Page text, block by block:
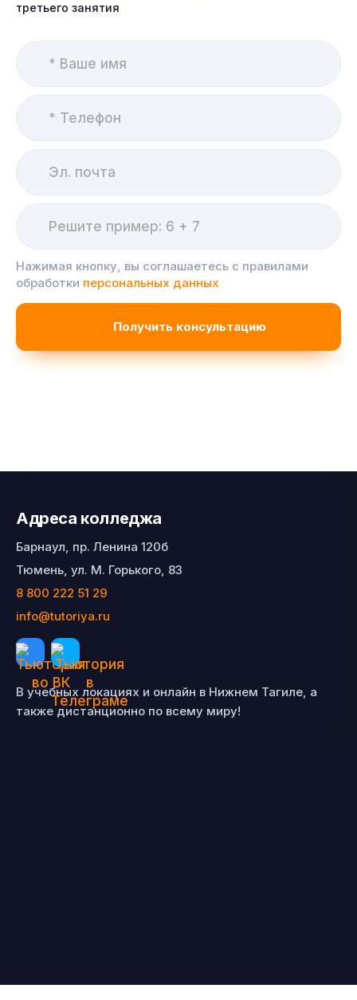
Адреса колледжа
Барнаул, пр. Ленина 120б
Тюмень, ул. М. Горького, 83
8 800 222 51 29
info@tutoriya.ru
В учебных локациях и онлайн в Нижнем Тагиле, а
также дистанционно по всему миру!
третьего занятия
Нажимая кнопку, вы соглашаетесь с правилами
обработки персональных данных